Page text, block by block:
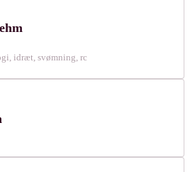
idræt, svømning, rc